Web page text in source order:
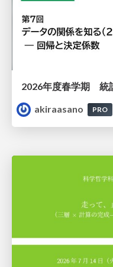
akiraasano
PRO